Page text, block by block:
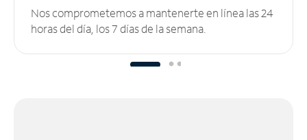
Nos comprometemos a mantenerte en línea las 24
horas del día, los 7 días de la semana.